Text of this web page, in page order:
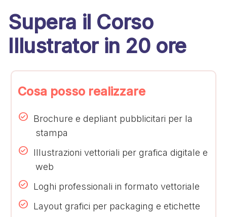
Supera il Corso
Illustrator in 20 ore
Cosa posso realizzare
Brochure e depliant pubblicitari per la
stampa
Illustrazioni vettoriali per grafica digitale e
web
Loghi professionali in formato vettoriale
Layout grafici per packaging e etichette